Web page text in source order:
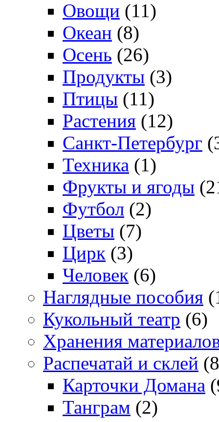
Овощи (11)
Океан (8)
Осень (26)
Продукты (3)
Птицы (11)
Растения (12)
Санкт-Петербург
Техника (1)
Фрукты и ягоды
Футбол (2)
Цветы (7)
Цирк (3)
Человек (6)
Наглядные пособия
Кукольный театр (6)
Хранения
Распечатай и склей
Карточки Домана
Танграм (2)